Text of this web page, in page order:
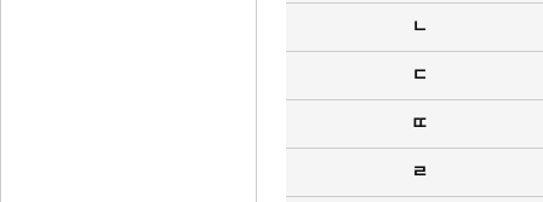
ㄴ
ㄷ
ㄸ
ㄹ